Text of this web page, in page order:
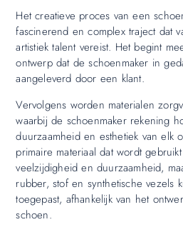
Het creatieve proces van een
fascinerend en complex traject dat
artistiek talent vereist. Het begint
ontwerp dat de schoenmaker in
aangeleverd door een klant.
Vervolgens worden materialen
waarbij de schoenmaker rekening
duurzaamheid en esthetiek van elk
primaire materiaal dat wordt
veelzijdigheid en duurzaamheid,
rubber, stof en synthetische vezels
toegepast, afhankelijk van het
schoen.